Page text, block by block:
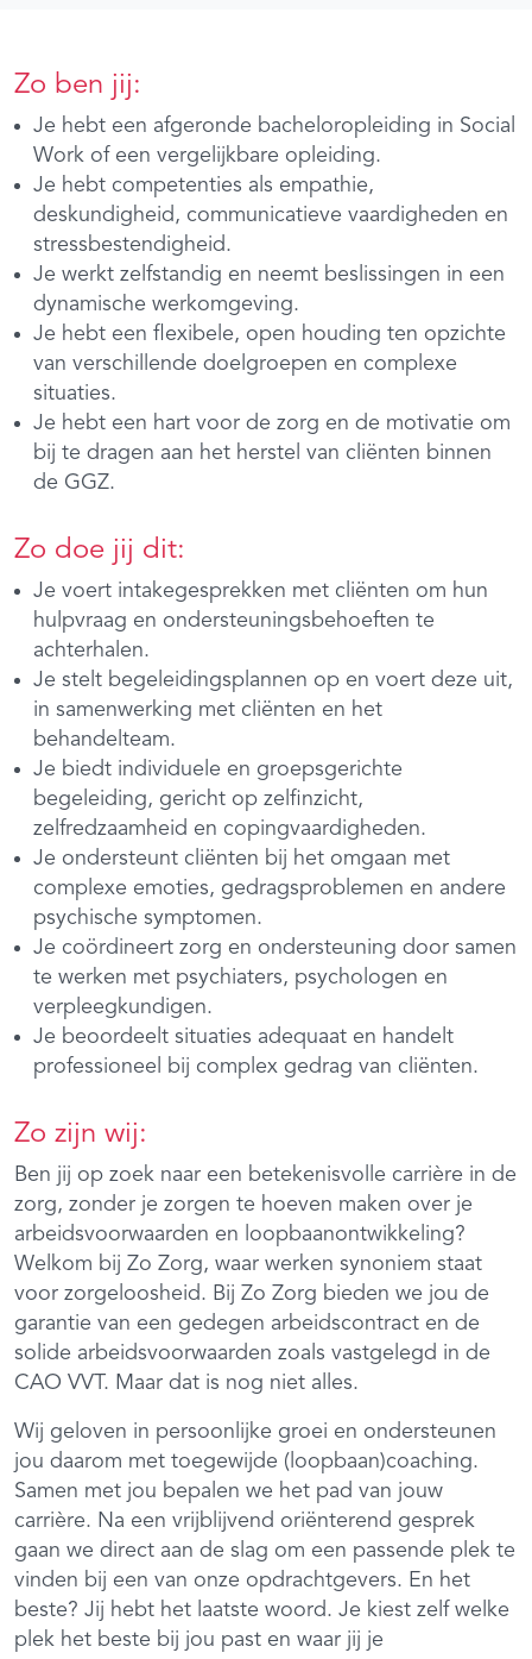
Zo ben jij:
Je hebt een afgeronde bacheloropleiding in Social
Work of een vergelijkbare opleiding.
Je hebt competenties als empathie,
deskundigheid, communicatieve vaardigheden en
stressbestendigheid.
Je werkt zelfstandig en neemt beslissingen in een
dynamische werkomgeving.
Je hebt een flexibele, open houding ten opzichte
van verschillende doelgroepen en complexe
situaties.
Je hebt een hart voor de zorg en de motivatie om
bij te dragen aan het herstel van cliënten binnen
de GGZ.
Zo doe jij dit:
Je voert intakegesprekken met cliënten om hun
hulpvraag en ondersteuningsbehoeften te
achterhalen.
Je stelt begeleidingsplannen op en voert deze uit,
in samenwerking met cliënten en het
behandelteam.
Je biedt individuele en groepsgerichte
begeleiding, gericht op zelfinzicht,
zelfredzaamheid en copingvaardigheden.
Je ondersteunt cliënten bij het omgaan met
complexe emoties, gedragsproblemen en andere
psychische symptomen.
Je coördineert zorg en ondersteuning door samen
te werken met psychiaters, psychologen en
verpleegkundigen.
Je beoordeelt situaties adequaat en handelt
professioneel bij complex gedrag van cliënten.
Zo zijn wij:
Ben jij op zoek naar een betekenisvolle carrière in de
zorg, zonder je zorgen te hoeven maken over je
arbeidsvoorwaarden en loopbaanontwikkeling?
Welkom bij Zo Zorg, waar werken synoniem staat
voor zorgeloosheid. Bij Zo Zorg bieden we jou de
garantie van een gedegen arbeidscontract en de
solide arbeidsvoorwaarden zoals vastgelegd in de
CAO VVT. Maar dat is nog niet alles.
Wij geloven in persoonlijke groei en ondersteunen
jou daarom met toegewijde (loopbaan)coaching.
Samen met jou bepalen we het pad van jouw
carrière. Na een vrijblijvend oriënterend gesprek
gaan we direct aan de slag om een passende plek te
vinden bij een van onze opdrachtgevers. En het
beste? Jij hebt het laatste woord. Je kiest zelf welke
plek het beste bij jou past en waar jij je